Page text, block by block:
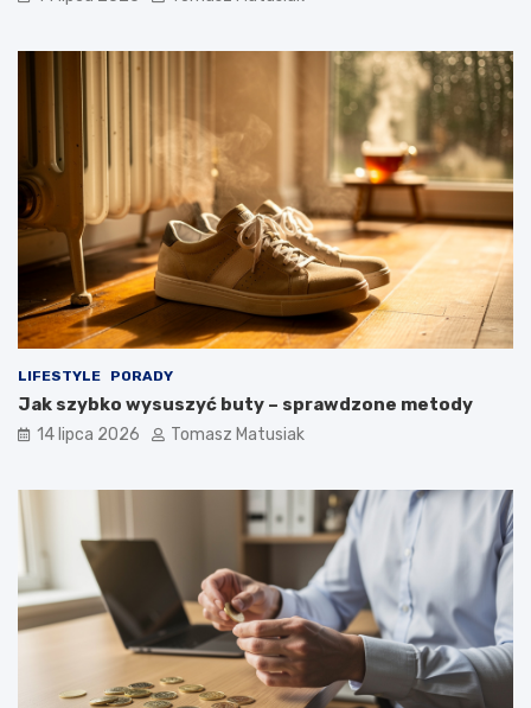
LIFESTYLE PORADY
Jak szybko wysuszyć buty – sprawdzone metody
14 lipca 2026 Tomasz Matusiak